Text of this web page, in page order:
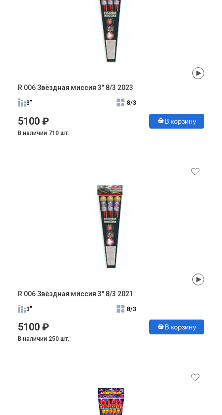
R 006 Звёздная миссия 3" 8/3 2023
3" 8/3
5100 ₽ В корзину
В наличии 710 шт.
R 006 Звёздная миссия 3" 8/3 2021
3" 8/3
5100 ₽ В корзину
В наличии 250 шт.